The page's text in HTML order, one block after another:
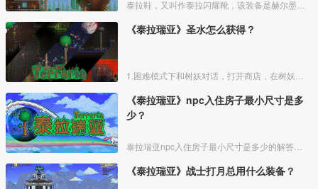
《泰拉瑞亚》圣水怎么获得？
《泰拉瑞亚》npc入住房子最小尺寸是多
少？
《泰拉瑞亚》战士打月总用什么装备？